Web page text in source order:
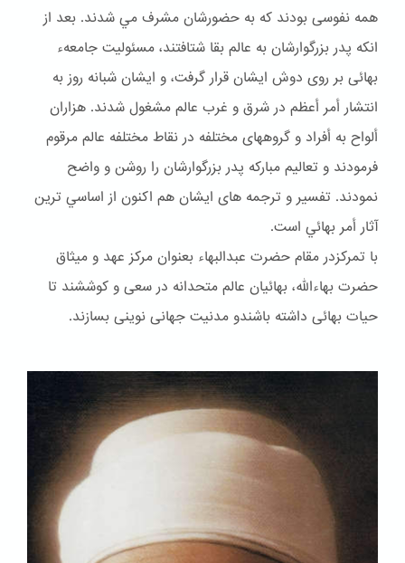
همه نفوسى بودند كه به حضورشان مشرف مي شدند. بعد از
انكه پدر بزرگوارشان به عالم بقا شتافتند، مسئوليت جامعهء
بهائى بر روى دوش ايشان قرار گرفت، و ايشان شبانه روز به
انتشار أمر أعظم در شرق و غرب عالم مشغول شدند. هزاران
ألواح به أفراد و گروههاى مختلفه در نقاط مختلفه عالم مرقوم
فرمودند و تعاليم مباركه پدر بزرگوارشان را روشن و واضح
نمودند. تفسير و ترجمه هاى ايشان هم اكنون از اساسي ترين
آثار أمر بهائي است.
با تمرکزدر مقام حضرت عبدالبهاء بعنوان مركز عهد و ميثاق
حضرت بهاءالله، بهائيان عالم متحدانه در سعى و كوششند تا
حيات بهائى داشته باشندو مدنيت جهانى نوينى بسازند.